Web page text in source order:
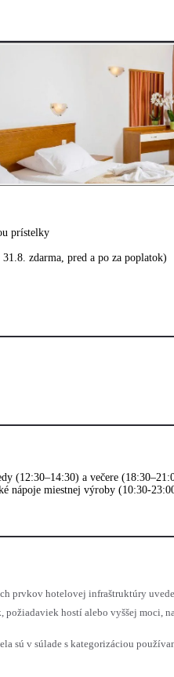
prístelky
zdarma, pred a po za poplatok)
(12:30–14:30) a večere
nápoje miestnej výroby (10:30-
prvkov hotelovej infraštruktúry
požiadaviek hostí alebo vyššej moci,
sú v súlade s kategorizáciou